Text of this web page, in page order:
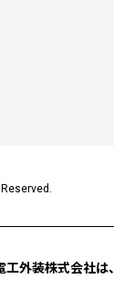
工外装株式会社は、